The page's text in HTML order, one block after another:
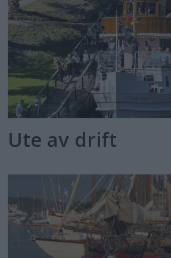
Ute av drift